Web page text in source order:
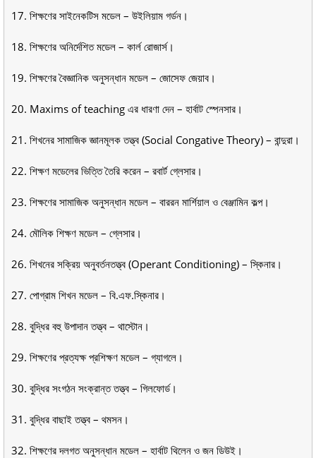
17. শিক্ষণের সাইনেকটিস মডেল – উইলিয়াম গর্ডন।
18. শিক্ষণের অনির্দেশিত মডেল – কার্ল রোজার্স।
19. শিক্ষণের বৈজ্ঞানিক অনুসন্ধান মডেল – জোসেফ জেয়াব।
20. Maxims of teaching এর ধারণা দেন – হার্বাট স্পেনসার।
21. শিখনের সামাজিক জ্ঞানমূলক তত্ত্ব (Social Congative Theory) – বান্দুরা।
22. শিক্ষণ মডেলের ভিত্তি তৈরি করেন – রবার্ট গ্লেসার।
23. শিক্ষণের সামাজিক অনুসন্ধান মডেল – বাররন মার্শিয়াল ও বেঞ্জামিন কল্প।
24. মৌলিক শিক্ষণ মডেল – গ্লেসার।
26. শিখনের সক্রিয় অনুবর্তনতত্ত্ব (Operant Conditioning) – স্কিনার।
27. পোগ্রাম শিখন মডেল – বি.এফ.স্কিনার।
28. বুদ্ধির বহু উপাদান তত্ত্ব – থাস্টোন।
29. শিক্ষণের প্রত্যক্ষ প্রশিক্ষণ মডেল – গ্যাগলে।
30. বুদ্ধির সংগঠন সংক্রান্ত তত্ত্ব – গিলফোর্ড।
31. বুদ্ধির বাছাই তত্ত্ব – থমসন।
32. শিক্ষণের দলগত অনুসন্ধান মডেল – হার্বাট থিলেন ও জন ডিউই।